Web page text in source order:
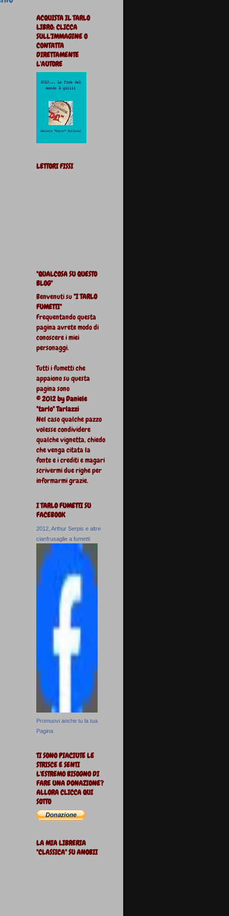
ACQUISTA IL TARLO
LIBRO: CLICCA
SULL'IMMAGINE O
CONTATTA
DIRETTAMENTE
L'AUTORE
LETTORI FISSI
"QUALCOSA SU QUESTO
BLOG"
Benvenuti su"I TARLO
FUMETTI"
Frequentando questa
pagina avrete modo di
conoscere i miei
personaggi.
Tutti i fumetti che
appaiono su questa
pagina sono
© 2012 by Daniele
"tarlo" Tarlazzi
Nel caso qualche pazzo
volesse condividere
qualche vignetta, chiedo
che venga citata la
fonte e i crediti e magari
scrivermi due righe per
informarmi grazie.
I TARLO FUMETTI SU
FACEBOOK
2012, Arthur Serpis e altre
cianfrusaglie a fumetti
Promuovi anche tu la tua
Pagina
TI SONO PIACIUTE LE
STRISCE E SENTI
L'ESTREMO BISOGNO DI
FARE UNA DONAZIONE?
ALLORA CLICCA QUI
SOTTO
LA MIA LIBRERIA
"CLASSICA" SU ANOBII